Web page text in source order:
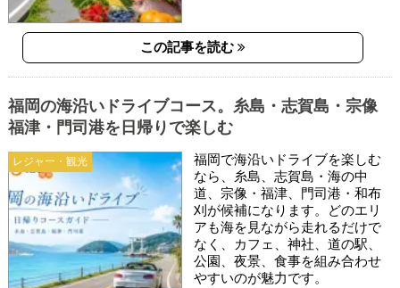
この記事を読む
レジャー・観光
福岡の海沿いドライブコース。糸島・志賀島・宗像
福津・門司港を日帰りで楽しむ
福岡で海沿いドライブを楽しむ
なら、糸島、志賀島・海の中
道、宗像・福津、門司港・和布
刈が候補になります。どのエリ
アも海を見ながら走れるだけで
なく、カフェ、神社、道の駅、
公園、夜景、食事を組み合わせ
やすいのが魅力です。